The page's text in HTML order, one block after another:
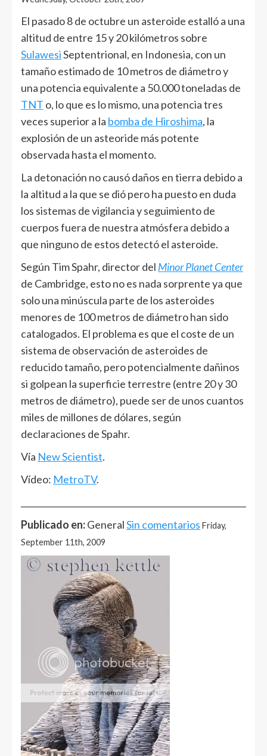
El pasado 8 de octubre un asteroide estalló a una
altitud de entre 15 y 20 kilómetros sobre
SulawesiSeptentrional, en Indonesia, con un
tamaño estimado de 10 metros de diámetro y
una potencia equivalente a 50.000 toneladas de
TNT o, lo que es lo mismo, una potencia tres
veces superior a la bomba de Hiroshima, la
explosión de un asteoride más potente
observada hasta el momento.
La detonación no causó daños en tierra debido a
la altitud a la que se dió pero ha puesto en duda
los sistemas de vigilancia y seguimiento de
cuerpos fuera de nuestra atmósfera debido a
que ninguno de estos detectó el asteroide.
Según Tim Spahr, director del Minor Planet Center
de Cambridge, esto no es nada sorprente ya que
solo una minúscula parte de los asteroides
menores de 100 metros de diámetro han sido
catalogados. El problema es que el coste de un
sistema de observación de asteroides de
reducido tamaño, pero potencialmente dañinos
si golpean la superficie terrestre (entre 20 y 30
metros de diámetro), puede ser de unos cuantos
miles de millones de dólares, según
declaraciones de Spahr.
Vía New Scientist.
Vídeo: MetroTV.
Publicado en:GeneralSin comentarios Friday,
September 11th, 2009